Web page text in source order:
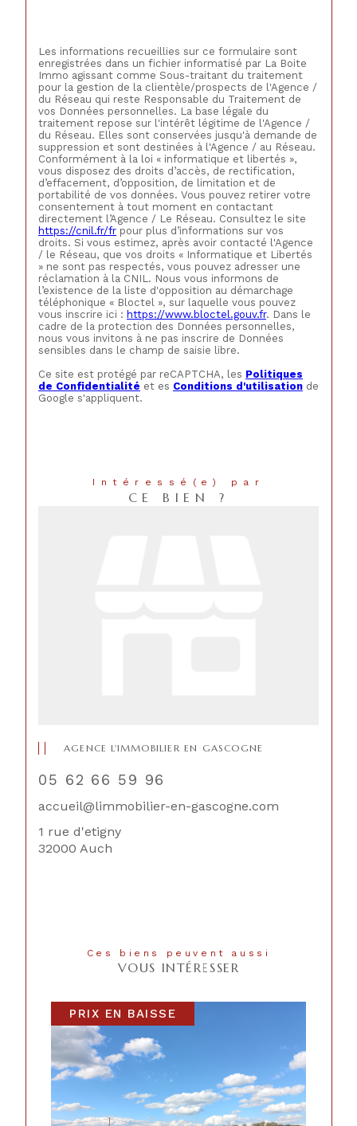
Les informations recueillies sur ce formulaire sont
enregistrées dans un fichier informatisé par La Boite
Immo agissant comme Sous-traitant du traitement
pour la gestion de la clientèle/prospects de l'Agence /
du Réseau qui reste Responsable du Traitement de
vos Données personnelles. La base légale du
traitement repose sur l'intérêt légitime de l'Agence /
du Réseau. Elles sont conservées jusqu'à demande de
suppression et sont destinées à l'Agence / au Réseau.
Conformément à la loi « informatique et libertés »,
vous disposez des droits d’accès, de rectification,
d’effacement, d’opposition, de limitation et de
portabilité de vos données. Vous pouvez retirer votre
consentement à tout moment en contactant
directement l’Agence / Le Réseau. Consultez le site
https://cnil.fr/fr pour plus d’informations sur vos
droits. Si vous estimez, après avoir contacté l'Agence
/ le Réseau, que vos droits « Informatique et Libertés
» ne sont pas respectés, vous pouvez adresser une
réclamation à la CNIL. Nous vous informons de
l’existence de la liste d'opposition au démarchage
téléphonique « Bloctel », sur laquelle vous pouvez
vous inscrire ici : https://www.bloctel.gouv.fr. Dans le
cadre de la protection des Données personnelles,
nous vous invitons à ne pas inscrire de Données
sensibles dans le champ de saisie libre.
Ce site est protégé par reCAPTCHA, les Politiques
de Confidentialité et es Conditions d'utilisation de
Google s'appliquent.
Intéressé(e) par
CE BIEN ?
AGENCE L'IMMOBILIER EN GASCOGNE
05 62 66 59 96
accueil@limmobilier-en-gascogne.com
1 rue d'etigny
32000 Auch
Ces biens peuvent aussi
VOUS INTÉRESSER
PRIX EN BAISSE